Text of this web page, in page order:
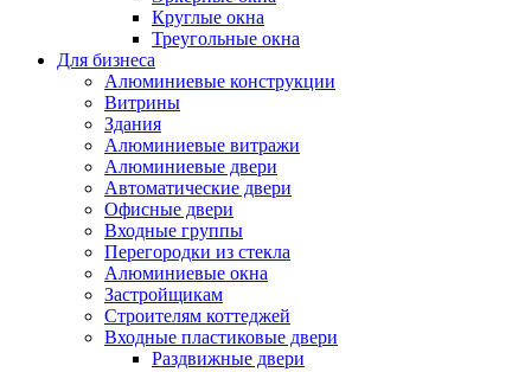
Круглые окна
Треугольные окна
Для бизнеса
Алюминиевые конструкции
Витрины
Здания
Алюминиевые витражи
Алюминиевые двери
Автоматические двери
Офисные двери
Входные группы
Перегородки из стекла
Алюминиевые окна
Застройщикам
Строителям коттеджей
Входные пластиковые двери
Раздвижные двери